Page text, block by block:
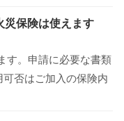
災保険は使えます
す。申請に必要な書類
否はご加入の保険内